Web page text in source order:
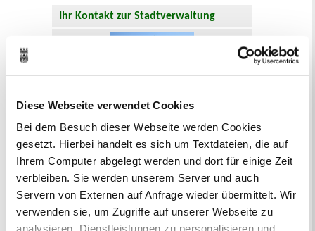
Diese Webseite verwendet Cookies
Bei dem Besuch dieser Webseite werden Cookies
gesetzt. Hierbei handelt es sich um Textdateien, die auf
Ihrem Computer abgelegt werden und dort für einige Zeit
verbleiben. Sie werden unserem Server und auch
Servern von Externen auf Anfrage wieder übermittelt. Wir
verwenden sie, um Zugriffe auf unserer Webseite zu
analysieren, Dienstleistungen zu personalisieren und
Ihr Kontakt zur Stadtverwaltung
Online-Terminvergabe
Ausländerangelegenheiten
Beurkundung Vaterschaft, Sorge
und Unterhalt
Gewerbeangelegenheiten
Urkundenservice
Online-Service (Serviceportal)